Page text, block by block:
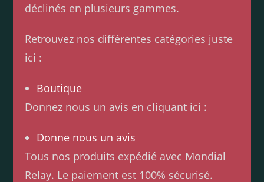
déclinés en plusieurs gammes.
Retrouvez nos différentes catégories juste
ici :
Boutique
Donnez nous un avis en cliquant ici :
Donne nous un avis
Tous nos produits expédié avec Mondial
Relay. Le paiement est 100% sécurisé.